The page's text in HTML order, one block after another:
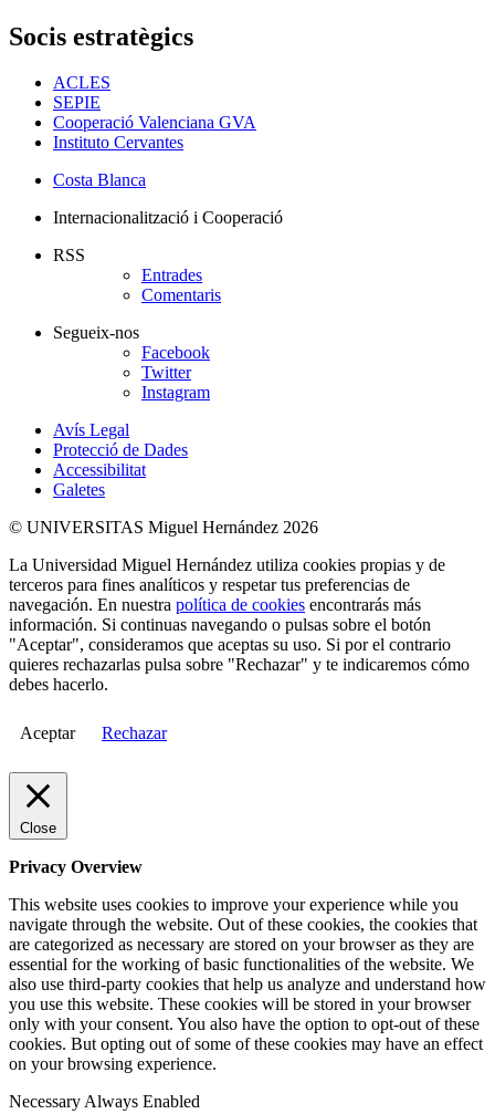
Socis estratègics
ACLES
SEPIE
Cooperació Valenciana GVA
Instituto Cervantes
Costa Blanca
Internacionalització i Cooperació
RSS
Entrades
Comentaris
Segueix-nos
Facebook
Twitter
Instagram
Avís Legal
Protecció de Dades
Accessibilitat
Galetes
© UNIVERSITAS Miguel Hernández 2026
La Universidad Miguel Hernández utiliza cookies propias y de
terceros para fines analíticos y respetar tus preferencias de
navegación. En nuestra política de cookies encontrarás más
información. Si continuas navegando o pulsas sobre el botón
"Aceptar", consideramos que aceptas su uso. Si por el contrario
quieres rechazarlas pulsa sobre "Rechazar" y te indicaremos cómo
debes hacerlo.
Aceptar Rechazar
Close
Privacy Overview
This website uses cookies to improve your experience while you
navigate through the website. Out of these cookies, the cookies that
are categorized as necessary are stored on your browser as they are
essential for the working of basic functionalities of the website. We
also use third-party cookies that help us analyze and understand how
you use this website. These cookies will be stored in your browser
only with your consent. You also have the option to opt-out of these
cookies. But opting out of some of these cookies may have an effect
on your browsing experience.
NecessaryAlways Enabled